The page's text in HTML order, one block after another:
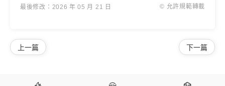
最後修改：2026 年 05 月 21 日 © 允許規範轉載
下一篇
上一篇